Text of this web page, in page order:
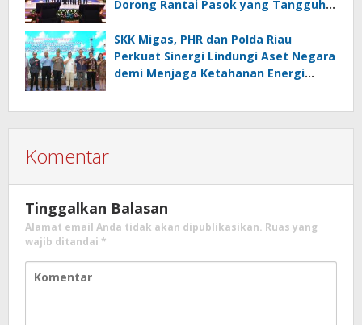
Dorong Rantai Pasok yang Tangguh
SKK Migas, PHR dan Polda Riau
Perkuat Sinergi Lindungi Aset Negara
demi Menjaga Ketahanan Energi
Komentar
Tinggalkan Balasan
Alamat email Anda tidak akan dipublikasikan. Ruas yang
wajib ditandai *